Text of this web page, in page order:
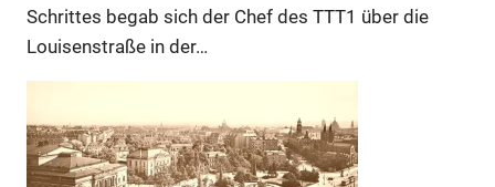
Schrittes begab sich der Chef des TTT1 über die
Louisenstraße in der…